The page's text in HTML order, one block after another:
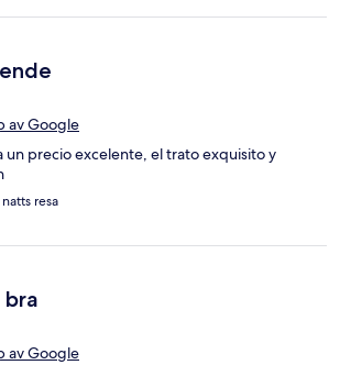
av Google
un precio excelente, el trato exquisito y
natts resa
av Google